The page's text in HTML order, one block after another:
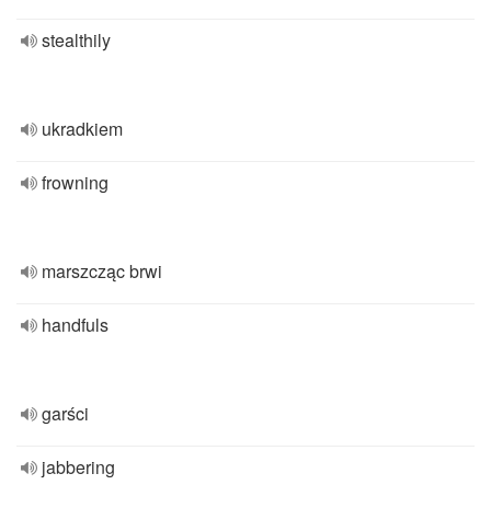
stealthily
ukradkiem
frowning
marszcząc brwi
handfuls
garści
jabbering